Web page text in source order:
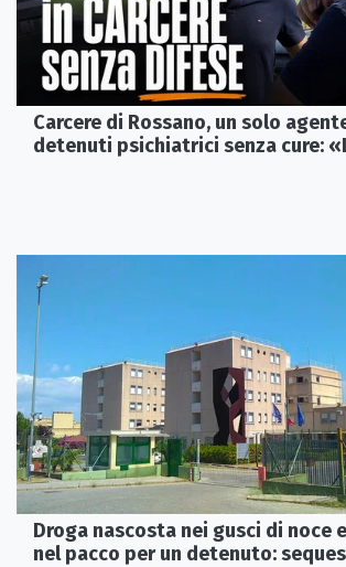
Carcere di Rossano, un solo
detenuti psichiatrici senza cure:
Droga nascosta nei gusci di noce
nel pacco per un detenuto: